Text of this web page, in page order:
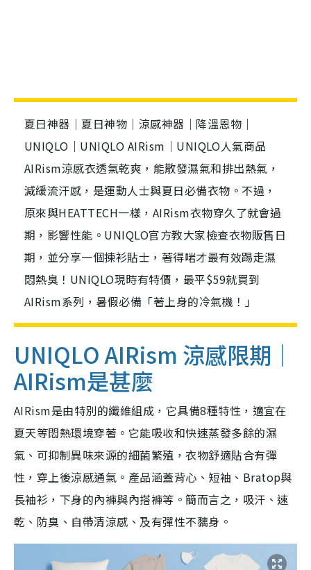
夏日神器｜夏日神物｜涼感神器｜降溫恩物｜
UNIQLO｜UNIQLO AIRism｜UNIQLO人氣商品
AIRism涼感衣透氣乾爽，能散發濕氣和排出熱氣，
減緩流汗感，是運動人士與夏日必備衣物。不過，
原來與HEATTECH一樣，AIRism衣物穿久了就會過
期，影響性能。UNIQLO官方教大家檢查衣物販售日
期，並分享一個揀衫貼士，著得啱才最有效踢走濕
悶熱臭！UNIQLO現時有特價，最平$59就買到
AIRism系列，暑假必備「著上身的冷氣機！」
UNIQLO AIRism 涼感限期｜
AIRism是甚麼
AIRism是由特別的纖維組成，它具備8種特性，適宜在
夏天等悶熱環境穿著。它能吸收和快速蒸發多餘的濕
氣、可抑制異味來源的細菌繁殖，衣物舒適貼合有彈
性，穿上後涼感通氣。產品涵蓋背心、短袖、Bratop與
長袖衫，下身的內褲與內搭褲等。簡而言之，吸汗、速
乾、防臭、自帶清涼感、及有彈性不黐身。